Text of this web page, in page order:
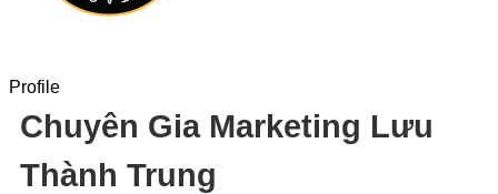
Profile
Chuyên Gia Marketing Lưu
Thành Trung